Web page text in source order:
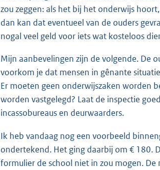
zou zeggen: als het bij het onderwijs
dan kan dat eventueel van de ouders
nogal veel geld voor iets wat kosteloos
Mijn aanbevelingen zijn de volgende. De
voorkom je dat mensen in gênante
Er moeten geen onderwijszaken worden
worden vastgelegd? Laat de inspectie
incassobureaus en deurwaarders.
Ik heb vandaag nog een voorbeeld
ondertekend. Het ging daarbij om € 180.
formulier de school niet in zou mogen.